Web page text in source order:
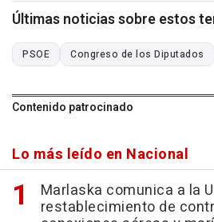
Últimas noticias sobre estos
PSOE Congreso de los Diputados
Contenido patrocinado
Lo más leído en Nacional
Marlaska comunica a la
restablecimiento de